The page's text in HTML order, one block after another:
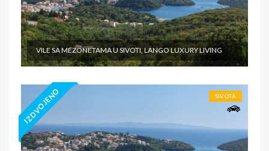
VILE SA MEZONETAMA U SIVOTI, LANGO LUXURY LIVING
IZDVOJENO SIVOTA